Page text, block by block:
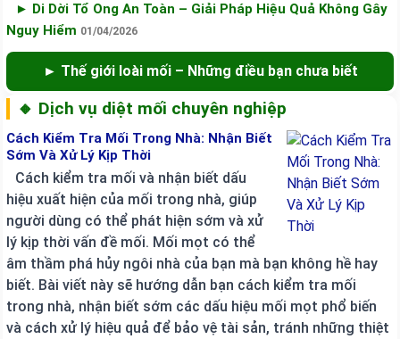
► Di Dời Tổ Ong An Toàn – Giải Pháp Hiệu Quả Không Gây
Nguy Hiểm 01/04/2026
► Thế giới loài mối – Những điều bạn chưa biết
🔸 Dịch vụ diệt mối chuyên nghiệp
Cách Kiểm Tra Mối Trong Nhà: Nhận Biết
Sớm Và Xử Lý Kịp Thời
Cách kiểm tra mối và nhận biết dấu
hiệu xuất hiện của mối trong nhà, giúp
người dùng có thể phát hiện sớm và xử
lý kịp thời vấn đề mối. Mối mọt có thể
âm thầm phá hủy ngôi nhà của bạn mà bạn không hề hay
biết. Bài viết này sẽ hướng dẫn bạn cách kiểm tra mối
trong nhà, nhận biết sớm các dấu hiệu mối mọt phổ biến
và cách xử lý hiệu quả để bảo vệ tài sản, tránh những thiệt